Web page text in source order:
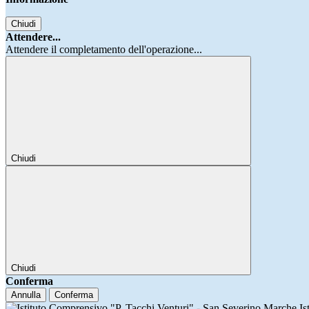
Chiudi
Attendere...
Attendere il completamento dell'operazione...
Chiudi
Chiudi
Conferma
Annulla Conferma